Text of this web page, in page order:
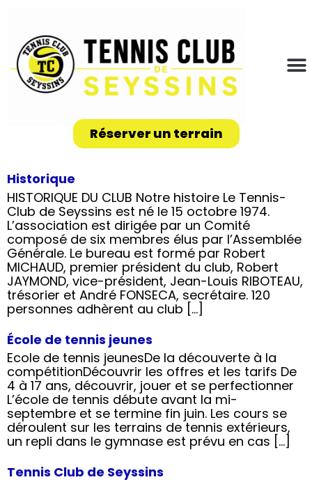
Réserver un terrain
Historique
HISTORIQUE DU CLUB Notre histoire Le Tennis-
Club de Seyssins est né le 15 octobre 1974.
L’association est dirigée par un Comité
composé de six membres élus par l’Assemblée
Générale. Le bureau est formé par Robert
MICHAUD, premier président du club, Robert
JAYMOND, vice-président, Jean-Louis RIBOTEAU,
trésorier et André FONSECA, secrétaire. 120
personnes adhèrent au club […]
École de tennis jeunes
Ecole de tennis jeunesDe la découverte à la
compétitionDécouvrir les offres et les tarifs De
4 à 17 ans, découvrir, jouer et se perfectionner
L’école de tennis débute avant la mi-
septembre et se termine fin juin. Les cours se
déroulent sur les terrains de tennis extérieurs,
un repli dans le gymnase est prévu en cas […]
Tennis Club de Seyssins